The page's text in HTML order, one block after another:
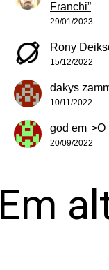
Franchi”
29/01/2023
Rony
15/12/2022
dakys
10/11/2022
god em >O
20/09/2022
Em